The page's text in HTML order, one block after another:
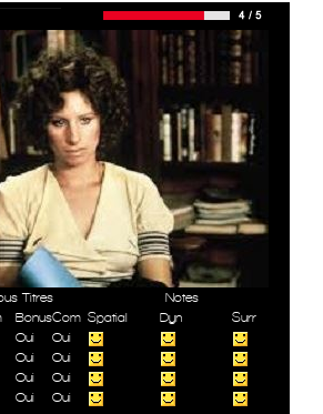
Titres
Notes
BonusCom Spatial Dyn
Surr
Oui
Oui
Oui
Oui
Oui
Oui
Oui Oui